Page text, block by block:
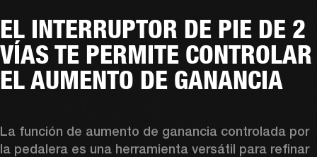
EL INTERRUPTOR DE PIE DE 2
VÍAS TE PERMITE CONTROLAR
EL AUMENTO DE GANANCIA
La función de aumento de ganancia controlada por
la pedalera es una herramienta versátil para refinar